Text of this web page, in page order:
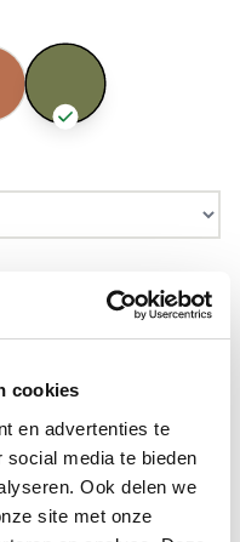
cookies
en advertenties te
media te bieden
Ook delen we
site met onze